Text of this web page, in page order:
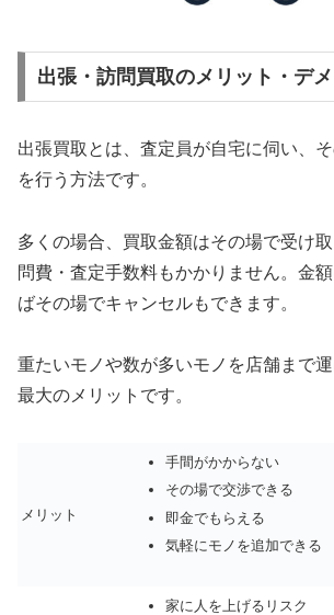
出張・訪問買取のメリット・デ
出張買取とは、査定員が自宅に伺い、
を行う方法です。
多くの場合、買取金額はその場で受け
問費・査定手数料もかかりません。金
ばその場でキャンセルもできます。
重たいモノや数が多いモノを店舗まで
最大のメリットです。
メリット
手間がかからない
その場で交渉できる
即金でもらえる
気軽にモノを追加できる
家に人を上げるリスク